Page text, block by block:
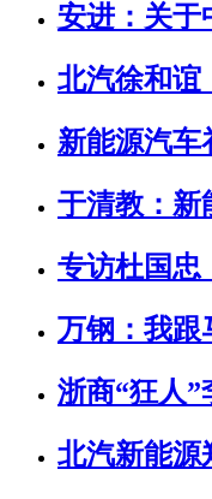
安进：关于
北汽徐和谊
新能源汽车
于清教：新
专访杜国忠
万钢：我跟
浙商“狂人”
北汽新能源